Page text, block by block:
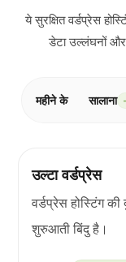
ये सुरक्षित वर्डप्रेस
डेटा उल्लंघनों
महीने के सालाना
उल्टा वर्डप्रेस
वर्डप्रेस होस्टिंग
शुरुआती बिंदु है।